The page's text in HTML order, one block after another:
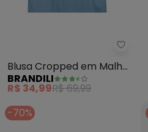
Blusa Cropped em Malha
Infantil Menina (Azul)
BRANDILI
R$ 34,99R$ 69,99
-70%